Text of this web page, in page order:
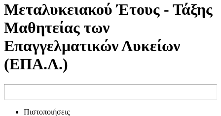
Μεταλυκειακού Έτους - Τάξης
Μαθητείας των
Επαγγελματικών Λυκείων
(ΕΠΑ.Λ.)
Πιστοποιήσεις